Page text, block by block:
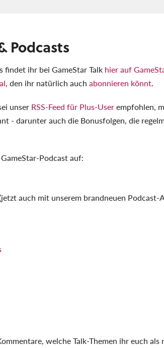
Podcasts
findet ihr bei GameStar Talk hier auf
, den ihr natürlich auch abonnieren könnt.
unser RSS-Feed für Plus-Userempfohlen,
- darunter auch die Bonusfolgen, die
Podcast auf:
auch mit unserem brandneuen Podcast-
welche Talk-Themen ihr euch